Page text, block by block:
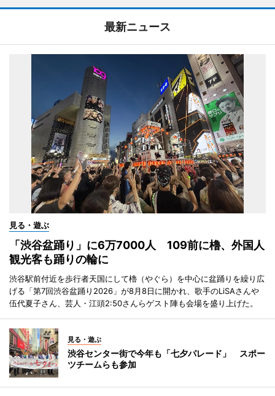
最新ニュース
見る・遊ぶ
「渋谷盆踊り」に6万7000人 109前に櫓、外国人
観光客も踊りの輪に
渋谷駅前付近を歩行者天国にして櫓（やぐら）を中心に盆踊りを繰り広
げる「第7回渋谷盆踊り2026」が8月8日に開かれ、歌手のLiSAさんや
伍代夏子さん、芸人・江頭2:50さんらゲスト陣も会場を盛り上げた。
見る・遊ぶ
渋谷センター街で今年も「七夕パレード」 スポー
ツチームらも参加